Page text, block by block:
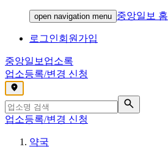
open navigation menu 중앙일보 홈
로그인회원가입
중앙일보 업소록
업소등록/변경 신청
,
업소등록/변경 신청
약국